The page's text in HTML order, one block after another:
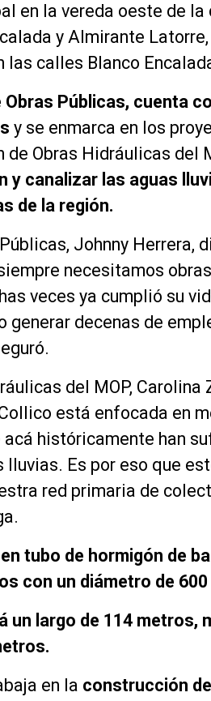
en la vereda oeste de la
y Almirante
calles Blanco
Públicas, cuenta
y se enmarca en los
Obras Hidráulicas del
canalizar las aguas
de la región.
Johnny Herrera,
necesitamos
veces ya cumplió su
decenas de
del MOP, Carolina
está enfocada en
históricamente han
lluvias. Es por eso que
red primaria de
tubo de hormigón de
con un diámetro de
un largo de 114 metros,
en la construcción